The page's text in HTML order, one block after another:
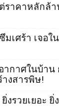
าคาหลักล้า
มเศร้า เจอ
ากาศในบ้าน
างสารพิษ!
งรวยเยอะ ยิ่